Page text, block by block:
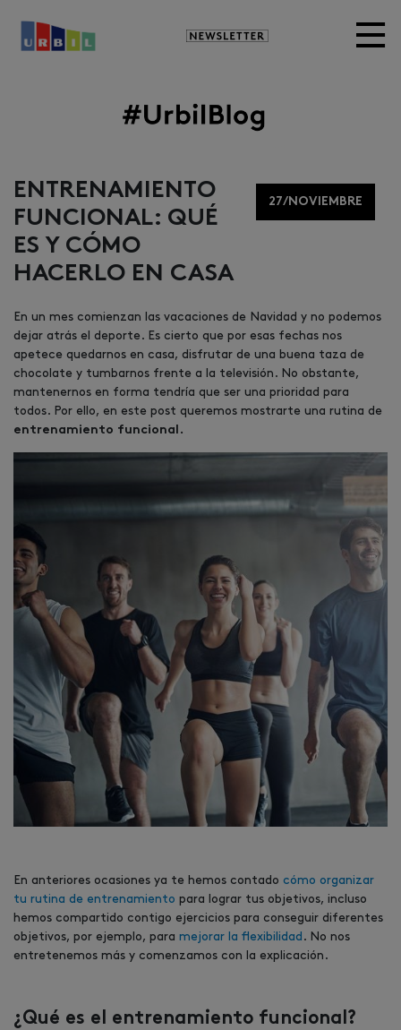
Newsletter
ENTRENAMIENTO
FUNCIONAL: QUÉ
ES Y CÓMO
HACERLO EN CASA
27/NOVIEMBRE
En un mes comienzan las vacaciones de Navidad y no podemos
dejar atrás el deporte. Es cierto que por esas fechas nos
apetece quedarnos en casa, disfrutar de una buena taza de
chocolate y tumbarnos frente a la televisión. No obstante,
mantenernos en forma tendría que ser una prioridad para
todos. Por ello, en este post queremos mostrarte una rutina de
entrenamiento funcional.
En anteriores ocasiones ya te hemos contado cómo organizar
tu rutina de entrenamiento para lograr tus objetivos, incluso
hemos compartido contigo ejercicios para conseguir diferentes
objetivos, por ejemplo, para mejorar la flexibilidad . No nos
entretenemos más y comenzamos con la explicación.
¿Qué es el entrenamiento funcional?